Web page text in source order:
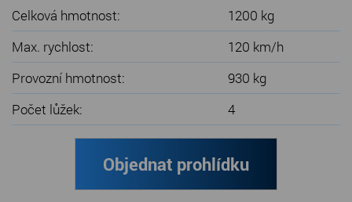
Celková hmotnost:
1200 kg
Max. rychlost:
120 km/h
Provozní hmotnost:
930 kg
Počet lůžek:
4
Objednat prohlídku